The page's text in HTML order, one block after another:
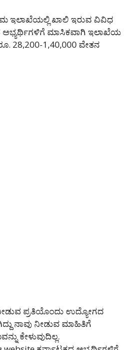
ಇಲಾಖೆಯಲ್ಲಿ ಖಾಲಿ ಇರುವ ವಿವಿಧ
ಅಭ್ಯರ್ಥಿಗಳಿಗೆ ಮಾಸಿಕವಾಗಿ ಇಲಾಖೆಯ
28,200-1,40,000 ವೇತನ
ಪ್ರತಿಯೊಂದು ಉದ್ಯೋಗದ
ನಾವು ನೀಡುವ ಮಾಹಿತಿಗೆ
ಕೇಳುವುದಿಲ್ಲ.